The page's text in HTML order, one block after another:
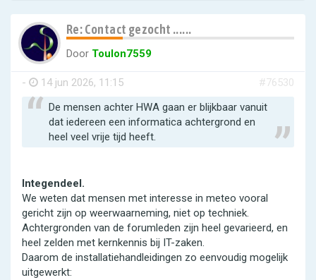
Re: Contact gezocht ......
Door Toulon7559
- 14 jun 2026, 11:15
#76530
De mensen achter HWA gaan er blijkbaar vanuit
dat iedereen een informatica achtergrond en
heel veel vrije tijd heeft.
Integendeel.
We weten dat mensen met interesse in meteo vooral
gericht zijn op weerwaarneming, niet op techniek.
Achtergronden van de forumleden zijn heel gevarieerd, en
heel zelden met kernkennis bij IT-zaken.
Daarom de installatiehandleidingen zo eenvoudig mogelijk
uitgewerkt: